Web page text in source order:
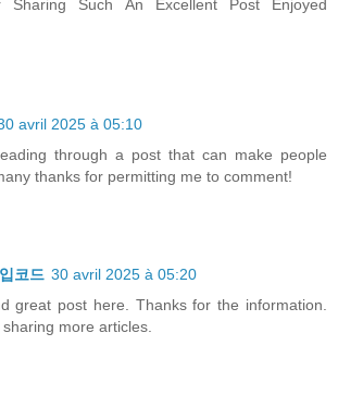
Sharing Such An Excellent Post Enjoyed
avril 2025 à 05:10
through a post that can make people
thanks for permitting me to comment!
코드 30 avril 2025 à 05:20
great post here. Thanks for the information.
more articles.